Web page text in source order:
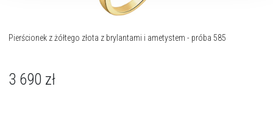
Pierścionek z żółtego złota z brylantami i ametystem - próba 585
3 690 zł